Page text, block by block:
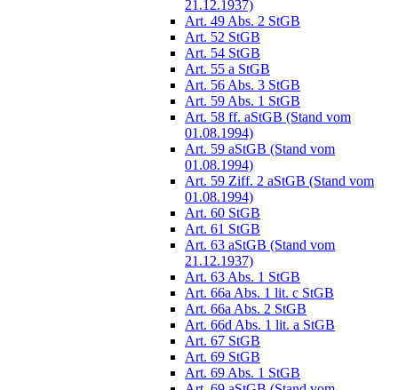
21.12.1937)
Art. 49 Abs. 2 StGB
Art. 52 StGB
Art. 54 StGB
Art. 55 a StGB
Art. 56 Abs. 3 StGB
Art. 59 Abs. 1 StGB
Art. 58 ff. aStGB (Stand vom
01.08.1994)
Art. 59 aStGB (Stand vom
01.08.1994)
Art. 59 Ziff. 2 aStGB (Stand vom
01.08.1994)
Art. 60 StGB
Art. 61 StGB
Art. 63 aStGB (Stand vom
21.12.1937)
Art. 63 Abs. 1 StGB
Art. 66a Abs. 1 lit. c StGB
Art. 66a Abs. 2 StGB
Art. 66d Abs. 1 lit. a StGB
Art. 67 StGB
Art. 69 StGB
Art. 69 Abs. 1 StGB